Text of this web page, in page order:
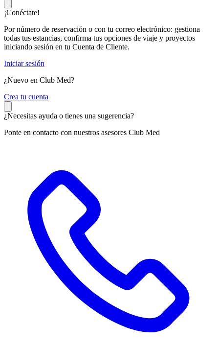
¡Conéctate!
Por número de reservación o con tu correo electrónico: gestiona
todas tus estancias, confirma tus opciones de viaje y proyectos
iniciando sesión en tu Cuenta de Cliente.
Iniciar sesión
¿Nuevo en Club Med?
Crea tu cuenta
¿Necesitas ayuda o tienes una sugerencia?
Ponte en contacto con nuestros asesores Club Med